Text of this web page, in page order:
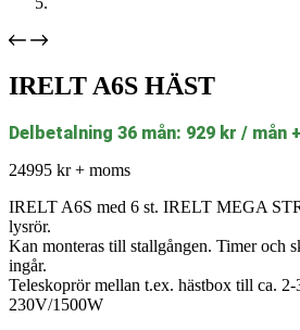
IRELT A6S HÄST
Delbetalning 36 mån: 929 kr / mån
24995 kr+ moms
IRELT A6S med 6 st. IRELT MEGA
lysrör.
Kan monteras till stallgången. Timer och
ingår.
Teleskoprör mellan t.ex. hästbox till ca. 2-
230V/1500W